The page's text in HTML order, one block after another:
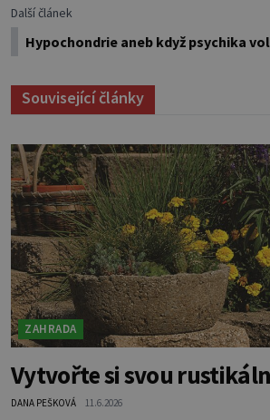
Další článek
Hypochondrie aneb když psychika
Související články
ZAHRADA
Vytvořte si svou
DANA PEŠKOVÁ 11.6.2026